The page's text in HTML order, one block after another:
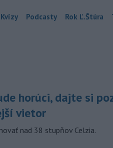
Kvízy Podcasty Rok Ľ.Štúra
horúci, dajte si
vietor
nad 38 stupňov Celzia.